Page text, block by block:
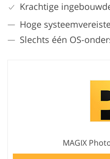
Krachtige
Hoge
Slechts één OS-
MAGIX